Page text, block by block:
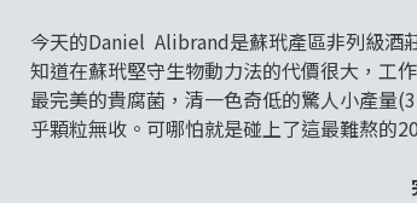
今天的Daniel Alibrand是蘇玳產區非列級酒
知道在蘇玳堅守生物動力法的代價很大，工
最完美的貴腐菌，清一色奇低的驚人小產量
乎顆粒無收。可哪怕就是碰上了這最難熬的